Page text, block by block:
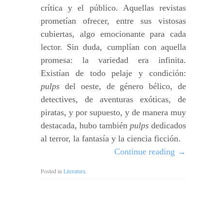
crítica y el público. Aquellas revistas
prometían ofrecer, entre sus vistosas
cubiertas, algo emocionante para cada
lector. Sin duda, cumplían con aquella
promesa: la variedad era infinita.
Existían de todo pelaje y condición:
pulps del oeste, de género bélico, de
detectives, de aventuras exóticas, de
piratas, y por supuesto, y de manera muy
destacada, hubo también pulps dedicados
al terror, la fantasía y la ciencia ficción.
Continue reading →
Posted in Literatura.